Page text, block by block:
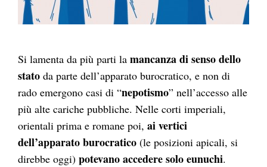
Si lamenta da più parti lamancanza di senso dello
stato da parte dell’apparato burocratico, e non di
rado emergono casi di “nepotismo” nell’accesso alle
più alte cariche pubbliche. Nelle corti imperiali,
orientali prima e romane poi,ai vertici
dell’apparato burocratico (le posizioni apicali, si
direbbe oggi)potevano accedere solo eunuchi.